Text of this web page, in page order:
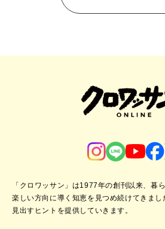
「クロワッサン」は1977年の創刊以来、暮
楽しい方向に導く知恵を見つめ続けてきまし
見出すヒントを提供していきます。